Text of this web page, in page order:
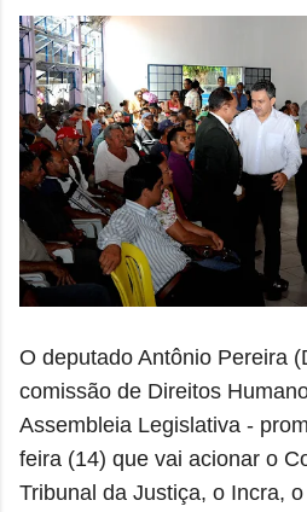
O deputado Antônio Pereira
comissão de Direitos
Assembleia Legislativa -
feira (14) que vai acionar o
Tribunal da Justiça, o Incra,